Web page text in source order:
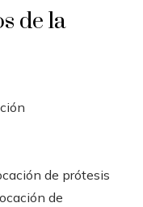
de la
de prótesis
de